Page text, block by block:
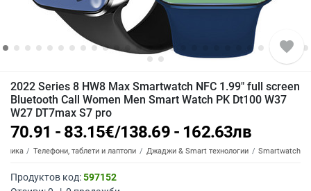
favorite
2022 Series 8 HW8 Max Smartwatch NFC 1.99" full screen
Bluetooth Call Women Men Smart Watch PK Dt100 W37
W27 DT7max S7 pro
70.91 - 83.15€/138.69 - 162.63лв
Телефони, таблети и лаптопи Джаджи & Smart технологии Smartwatch
Продуктов код:597152